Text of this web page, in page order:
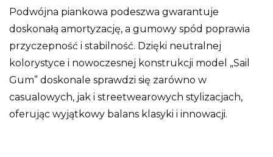
Podwójna piankowa podeszwa gwarantuje
doskonałą amortyzację, a gumowy spód poprawia
przyczepność i stabilność. Dzięki neutralnej
kolorystyce i nowoczesnej konstrukcji model „Sail
Gum” doskonale sprawdzi się zarówno w
casualowych, jak i streetwearowych stylizacjach,
oferując wyjątkowy balans klasyki i innowacji.